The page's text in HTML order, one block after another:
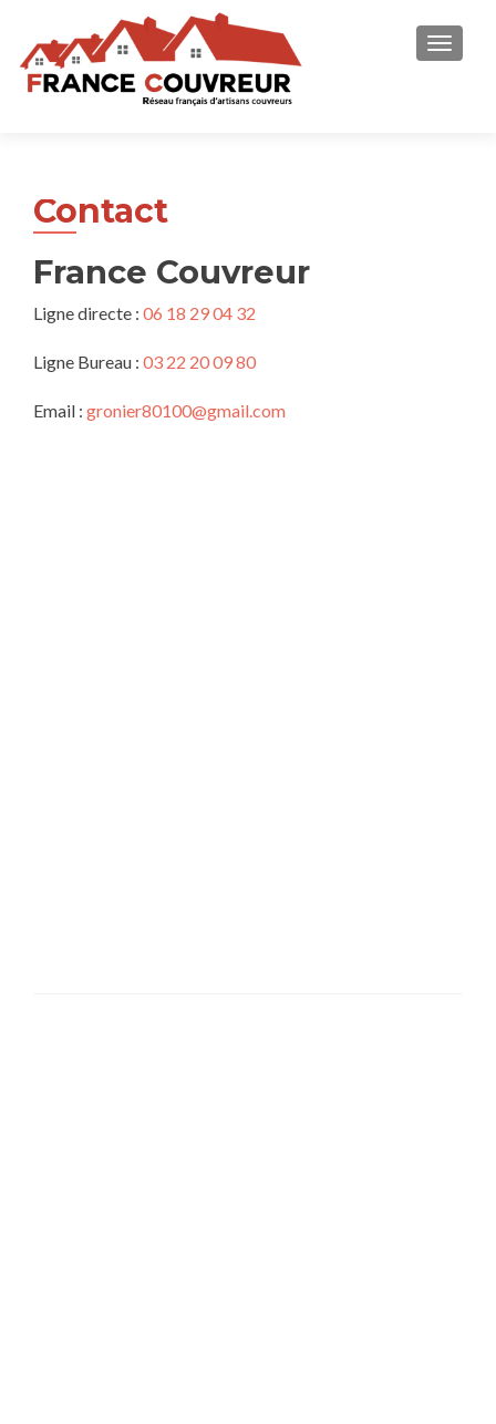
Contact
France Couvreur
Ligne directe : 06 18 29 04 32
Ligne Bureau : 03 22 20 09 80
Email : gronier80100@gmail.com